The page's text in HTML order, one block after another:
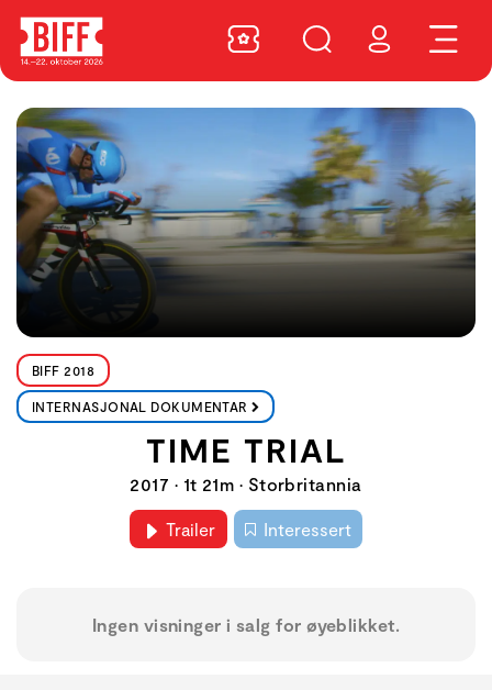
BIFF 2018
INTERNASJONAL DOKUMENTAR
TIME TRIAL
2017 • 1t 21m • Storbritannia
Trailer Interessert
Ingen visninger i salg for øyeblikket.